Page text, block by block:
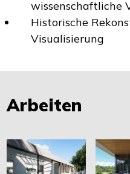
wissenschaftliche
Historische
Visualisierung
Arbeiten